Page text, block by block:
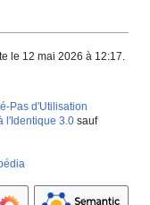
le 12 mai 2026 à 12:17.
Pas d'Utilisation
l'Identique 3.0 sauf